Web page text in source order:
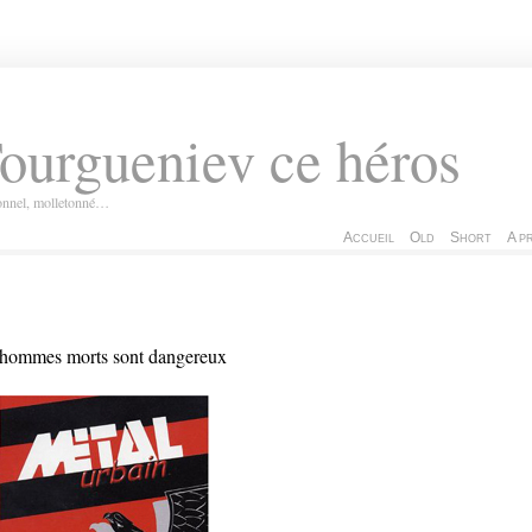
ce héros
molletonné…
Accueil Old Short A
morts sont dangereux